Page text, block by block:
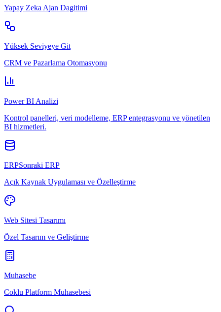
Yapay Zeka Ajan Dagitimi
Yüksek Seviyeye Git
CRM ve Pazarlama Otomasyonu
Power BI Analizi
Kontrol panelleri, veri modelleme, ERP entegrasyonu ve yönetilen
BI hizmetleri.
ERPSonraki ERP
Açık Kaynak Uygulaması ve Özelleştirme
Web Sitesi Tasarımı
Özel Tasarım ve Geliştirme
Muhasebe
Coklu Platform Muhasebesi